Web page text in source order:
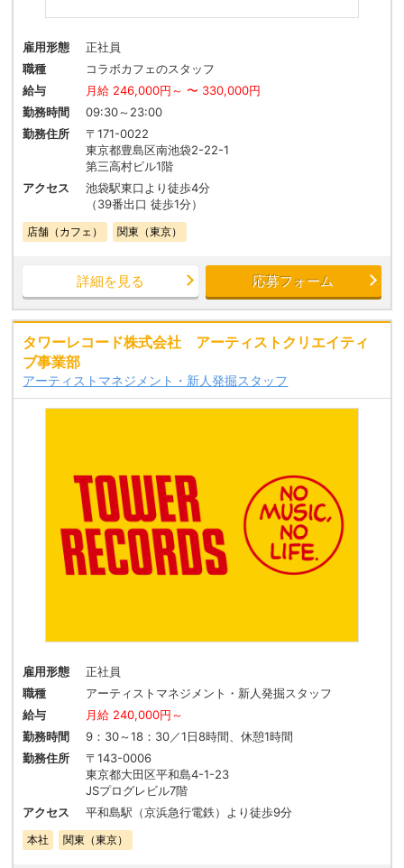
雇用形態
正社員
職種
コラボカフェのスタッフ
給与
月給 246,000円～ 〜 330,000円
勤務時間
09:30～23:00
勤務住所
〒171-0022
東京都豊島区南池袋2-22-1
第三高村ビル1階
アクセス
池袋駅東口より徒歩4分
（39番出口 徒歩1分）
店舗（カフェ） 関東（東京）
詳細を見る 応募フォーム
タワーレコード株式会社 アーティストクリエイティ
ブ事業部
アーティストマネジメント・新人発掘スタッフ
雇用形態
正社員
職種
アーティストマネジメント・新人発掘スタッフ
給与
月給 240,000円～
勤務時間
9：30～18：30／1日8時間、休憩1時間
勤務住所
〒143-0006
東京都大田区平和島4-1-23
JSプログレビル7階
アクセス
平和島駅（京浜急行電鉄）より徒歩9分
本社 関東（東京）